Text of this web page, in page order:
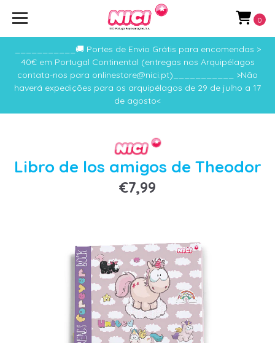
___________🚚 Portes de Envio Grátis para encomendas >
40€ em Portugal Continental (entregas nos Arquipélagos
contata-nos para onlinestore@nici.pt)___________ >Não
haverá expedições para os arquipélagos de 29 de julho a 17
de agosto<
0
Libro de los amigos de Theodor
€7,99